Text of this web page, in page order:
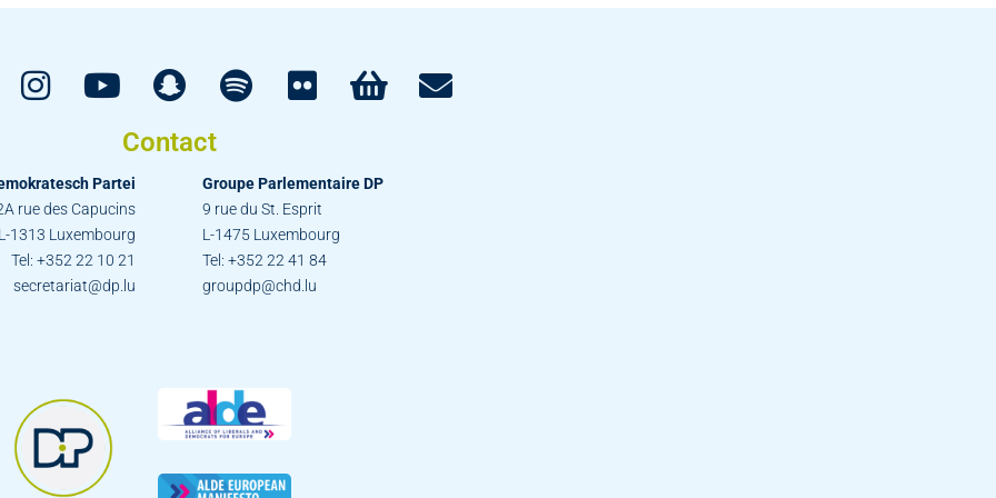
Contact
Partei
rue des Capucins
1313 Luxembourg
Tel: +352 22 10 21
secretariat@dp.lu
Groupe Parlementaire DP
9 rue du St. Esprit
L-1475 Luxembourg
Tel: +352 22 41 84
groupdp@chd.lu